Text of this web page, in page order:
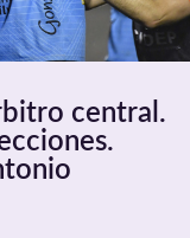
central.